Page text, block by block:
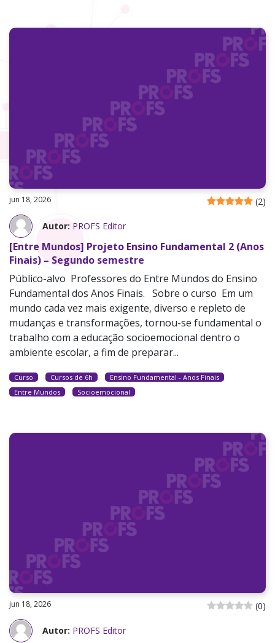
jun 18, 2026 (2)
Autor: PROFS Editor
[Entre Mundos] Projeto Ensino Fundamental 2 (Anos
Finais) – Segundo semestre
Público-alvo Professores do Entre Mundos do Ensino
Fundamental dos Anos Finais. Sobre o curso Em um
mundo cada vez mais exigente, diverso e repleto de
mudanças e transformações, tornou-se fundamental o
trabalho com a educação socioemocional dentro o
ambiente escolar, a fim de preparar...
Curso Cursos de 6h
Ensino Fundamental - Anos Finais
Entre Mundos
Socioemocional
jun 18, 2026 (0)
Autor: PROFS Editor